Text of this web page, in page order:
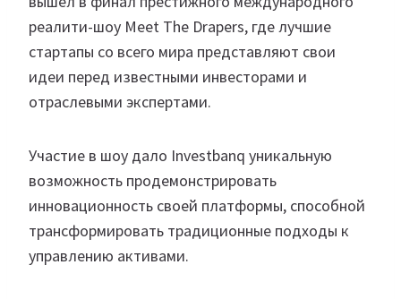
реалити-шоу Meet The Drapers, где лучшие
стартапы со всего мира представляют свои
идеи перед известными инвесторами и
отраслевыми экспертами.
Участие в шоу дало Investbanq уникальную
возможность продемонстрировать
инновационность своей платформы, способной
трансформировать традиционные подходы к
управлению активами.